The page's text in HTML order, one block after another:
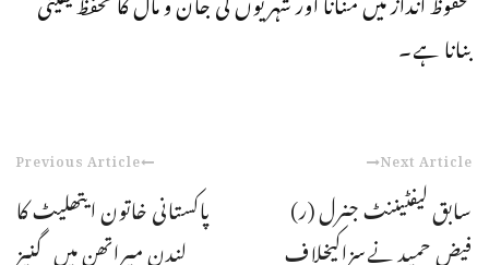
بنانا ہے۔
Previous Article
پاکستانی خاتون ایتھلیٹ کا
لندن میراتھن میں گنیز
Next Article
سابق لیفٹیننٹ جنرل (ر)
فیض حمید نےسزاکیخلاف